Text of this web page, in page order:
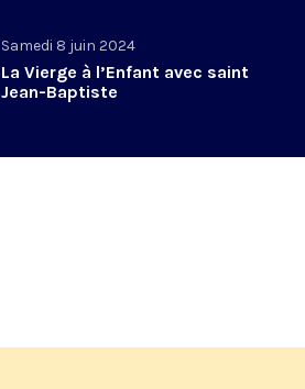
Samedi 8 juin 2024
La Vierge à l’Enfant avec saint
Jean-Baptiste